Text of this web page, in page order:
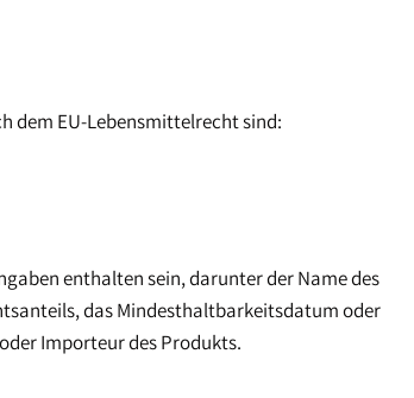
dem EU-Lebensmittelrecht sind:
enthalten sein, darunter der Name des
das Mindesthaltbarkeitsdatum oder
Importeur des Produkts.